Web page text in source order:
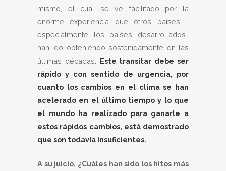
mismo, el cual se ve facilitado por la
enorme experiencia que otros países -
especialmente los países desarrollados-
han ido obteniendo sostenidamente en las
últimas décadas. Este transitar debe ser
rápido y con sentido de urgencia, por
cuanto los cambios en el clima se han
acelerado en el último tiempo y lo que
el mundo ha realizado para ganarle a
estos rápidos cambios, está demostrado
que son todavía insuficientes.
A su juicio, ¿Cuáles han sido los hitos más